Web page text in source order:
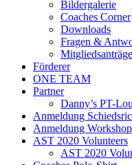
Bildergalerie
Coaches Corner
Downloads
Fragen &
Mitgliedsanträge
Förderer
ONE TEAM
Partner
Danny’s PT-
Anmeldung
Anmeldung Workshop
AST 2020 Volunteers
AST 2020